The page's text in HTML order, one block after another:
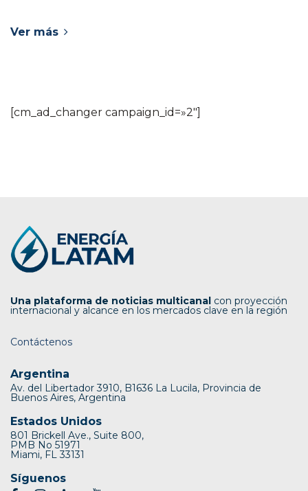
Ver más
[cm_ad_changer campaign_id=»2″]
Una plataforma de noticias multicanal con proyección
internacional y alcance en los mercados clave en la región
Contáctenos
Argentina
Av. del Libertador 3910, B1636 La Lucila, Provincia de
Buenos Aires, Argentina
Estados Unidos
801 Brickell Ave., Suite 800,
PMB No 51971
Miami, FL 33131
Síguenos